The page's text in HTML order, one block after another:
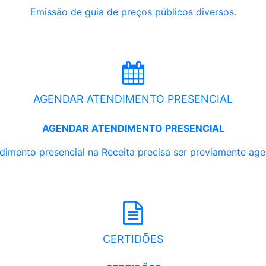
Emissão de guia de preços públicos diversos.
AGENDAR ATENDIMENTO PRESENCIAL
AGENDAR ATENDIMENTO PRESENCIAL
presencial na Receita precisa ser previamente
CERTIDÕES